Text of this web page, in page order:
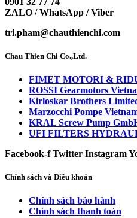
ZALO / WhatsApp / Viber
tri.pham@chauthienchi.com
Chau Thien Chi Co.,Ltd.
FIMET MOTORI &
ROSSI Gearmotors
Kirloskar Brothers
Marzocchi Pompe
KRAL Screw Pump
UFI FILTERS
Facebook-f Twitter Instagram
Chính sách và Điều khoản
Chính sách bảo hành
Chính sách thanh toán